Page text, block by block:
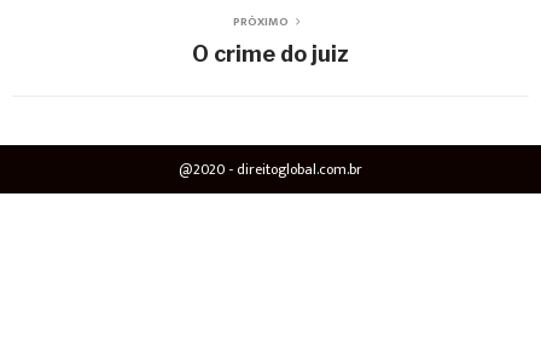
PRÓXIMO
O crime do juiz
@2020 - direitoglobal.com.br